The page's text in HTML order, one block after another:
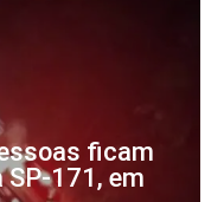
ficam
171, em